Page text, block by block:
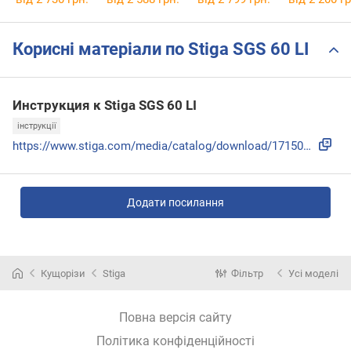
Корисні матеріали по Stiga SGS 60 LI
Инструкция к Stiga SGS 60 LI
інструкції
https://www.stiga.com/media/catalog/download/171505892_1_en...
Додати посилання
Кущорізи Stiga Фільтр Усі моделі
Повна версія сайту
Політика конфіденційності